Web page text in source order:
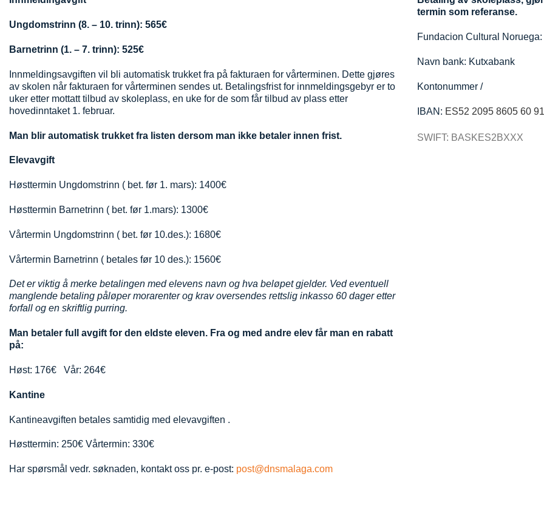
Ungdomstrinn (8. – 10. trinn): 565€
Barnetrinn (1. – 7. trinn): 525€
Innmeldingsavgiften vil bli automatisk trukket fra på fakturaen for vårterminen. Dette gjøres
av skolen når fakturaen for vårterminen sendes ut. Betalingsfrist for innmeldingsgebyr er to
uker etter mottatt tilbud av skoleplass, en uke for de som får tilbud av plass etter
hovedinntaket 1. februar.
Man blir automatisk trukket fra listen dersom man ikke betaler innen frist.
Elevavgift
Høsttermin Ungdomstrinn ( bet. før 1. mars): 1400€
Høsttermin Barnetrinn ( bet. før 1.mars): 1300€
Vårtermin Ungdomstrinn ( bet. før 10.des.): 1680€
Vårtermin Barnetrinn ( betales før 10 des.): 1560€
Det er viktig å merke betalingen med elevens navn og hva beløpet gjelder. Ved eventuell
manglende betaling påløper morarenter og krav oversendes rettslig inkasso 60 dager etter
forfall og en skriftlig purring.
Man betaler full avgift for den eldste eleven. Fra og med andre elev får man en rabatt
på:
Høst: 176€ Vår: 264€
Kantine
Kantineavgiften betales samtidig med elevavgiften .
Høsttermin: 250€ Vårtermin: 330€
Har spørsmål vedr. søknaden, kontakt oss pr. e-post: post@dnsmalaga.com
termin som referanse.
Fundacion Cultural Noruega:
Navn bank: Kutxabank
Kontonummer /
IBAN: ES52 2095 8605 60
SWIFT: BASKES2BXXX